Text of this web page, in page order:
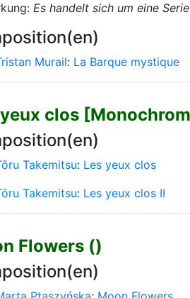
Es handelt sich um eine
Murail: La Barque mystique
clos
Takemitsu: Les yeux clos
Takemitsu: Les yeux clos II
Flowers ()